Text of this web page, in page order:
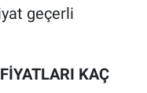
geçerli
KAÇ